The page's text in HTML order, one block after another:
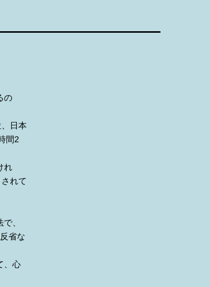
の
日本
間2
れ
れて
、
省な
、心